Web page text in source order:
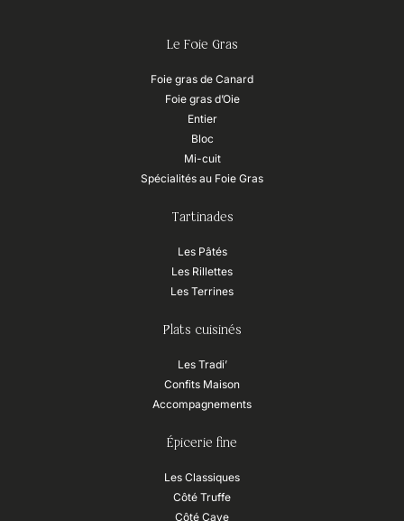
Le Foie Gras
Foie gras de Canard
Foie gras d’Oie
Entier
Bloc
Mi-cuit
Spécialités au Foie Gras
Tartinades
Les Pâtés
Les Rillettes
Les Terrines
Plats cuisinés
Les Tradi’
Confits Maison
Accompagnements
Épicerie fine
Les Classiques
Côté Truffe
Côté Cave